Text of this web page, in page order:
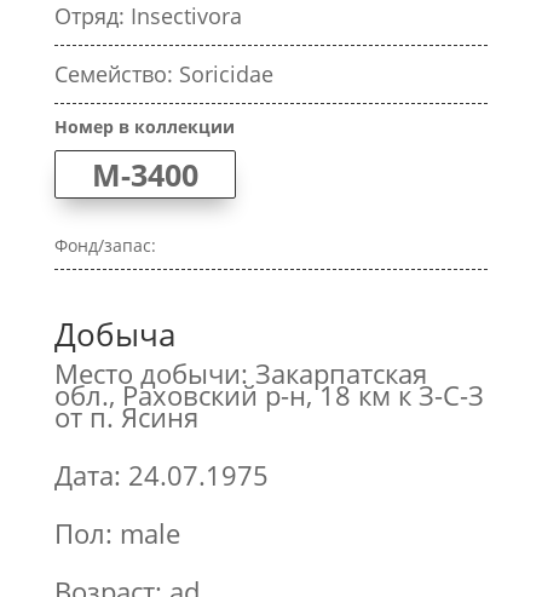
Отряд: Insectivora
Семейство: Soricidae
Номер в коллекции
M-3400
Фонд/запас:
Добыча
Место добычи: Закарпатская
обл., Раховский р-н, 18 км к З-С-З
от п. Ясиня
Дата: 24.07.1975
Пол: male